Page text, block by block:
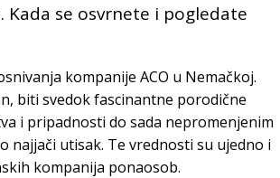
se osvrnete i pogledate
kompanije ACO u Nemačkoj.
biti svedok fascinantne porodične
i pripadnosti do sada nepromenjenim
najjači utisak. Te vrednosti su ujedno i
kompanija ponaosob.